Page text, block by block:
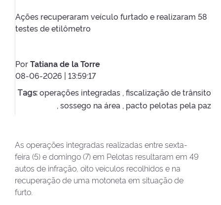
Ações recuperaram veículo furtado e realizaram 58
testes de etilômetro
PorTatiana de la Torre
08-06-2026 | 13:59:17
Tags: operações integradas , fiscalização de trânsito
, sossego na área , pacto pelotas pela paz
As operações integradas realizadas entre sexta-
feira (5) e domingo (7) em Pelotas resultaram em 49
autos de infração, oito veículos recolhidos e na
recuperação de uma motoneta em situação de
furto.